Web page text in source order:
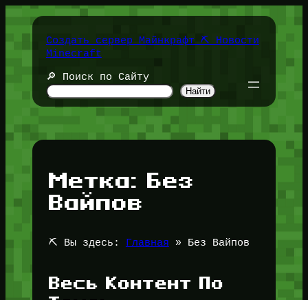
Перейти
содержимомуСоздать сервер Майнкрафт ⛏️ Новости
Minecraft
🔎 Поиск по Сайту
Найти
Метка: Без
Вайпов
⛏️ Вы здесь: Главная » Без Вайпов
Весь Контент По